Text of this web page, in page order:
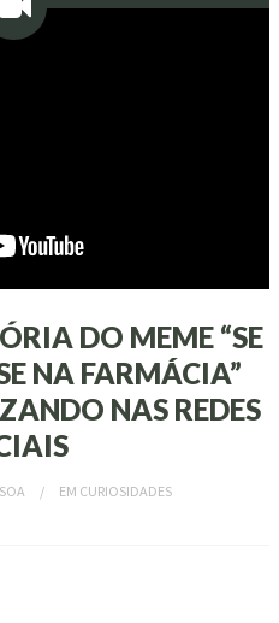
DO MEME “SE
NA FARMÁCIA”
NAS REDES
EM CURIOSIDADES